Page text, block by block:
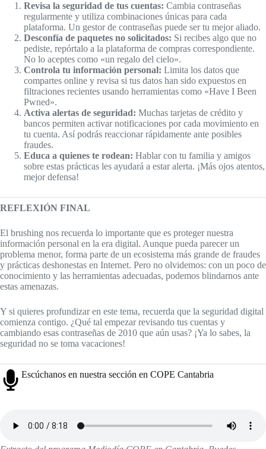
Revisa la seguridad de tus cuentas: Cambia contraseñas
regularmente y utiliza combinaciones únicas para cada
plataforma. Un gestor de contraseñas puede ser tu mejor aliado.
Desconfía de paquetes no solicitados: Si recibes algo que no
pediste, repórtalo a la plataforma de compras correspondiente.
No lo aceptes como «un regalo del cielo».
Controla tu información personal: Limita los datos que
compartes online y revisa si tus datos han sido expuestos en
filtraciones recientes usando herramientas como «Have I Been
Pwned».
Activa alertas de seguridad: Muchas tarjetas de crédito y
bancos permiten activar notificaciones por cada movimiento en
tu cuenta. Así podrás reaccionar rápidamente ante posibles
fraudes.
Educa a quienes te rodean: Hablar con tu familia y amigos
sobre estas prácticas les ayudará a estar alerta. ¡Más ojos atentos,
mejor defensa!
REFLEXIÓN FINAL
El brushing nos recuerda lo importante que es proteger nuestra
información personal en la era digital. Aunque pueda parecer un
problema menor, forma parte de un ecosistema más grande de fraudes
y prácticas deshonestas en Internet. Pero no olvidemos: con un poco de
conocimiento y las herramientas adecuadas, podemos blindarnos ante
estas amenazas.
Y si quieres profundizar en este tema, recuerda que la seguridad digital
comienza contigo. ¿Qué tal empezar revisando tus cuentas y
cambiando esas contraseñas de 2010 que aún usas? ¡Ya lo sabes, la
seguridad no se toma vacaciones!
Escúchanos en nuestra sección en COPE Cantabria